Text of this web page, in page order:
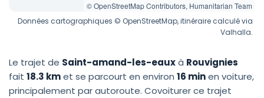
© OpenStreetMap Contributors, Humanitarian Team
Données cartographiques © OpenStreetMap, itinéraire calculé via
Valhalla.
Le trajet de Saint-amand-les-eauxà Rouvignies
fait 18.3 kmet se parcourt en environ 16 minen voiture,
principalement par autoroute. Covoiturer ce trajet